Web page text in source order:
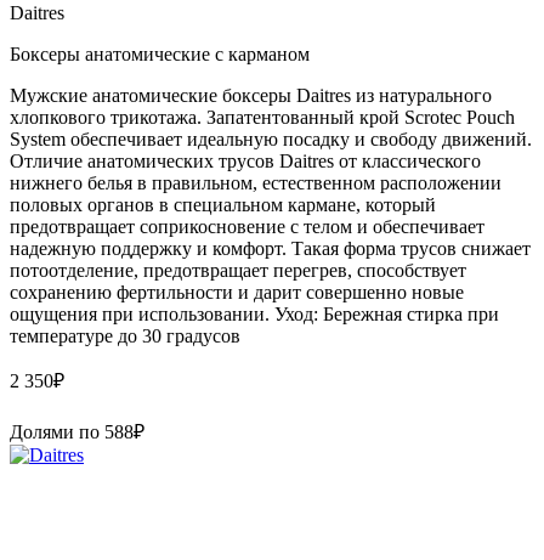
Daitres
Боксеры анатомические с карманом
Мужские анатомические боксеры Daitres из натурального
хлопкового трикотажа. Запатентованный крой Scrotec Pouch
System обеспечивает идеальную посадку и свободу движений.
Отличие анатомических трусов Daitres от классического
нижнего белья в правильном, естественном расположении
половых органов в специальном кармане, который
предотвращает соприкосновение с телом и обеспечивает
надежную поддержку и комфорт. Такая форма трусов снижает
потоотделение, предотвращает перегрев, способствует
сохранению фертильности и дарит совершенно новые
ощущения при использовании. Уход: Бережная стирка при
температуре до 30 градусов
2 350₽
Долями по 588₽